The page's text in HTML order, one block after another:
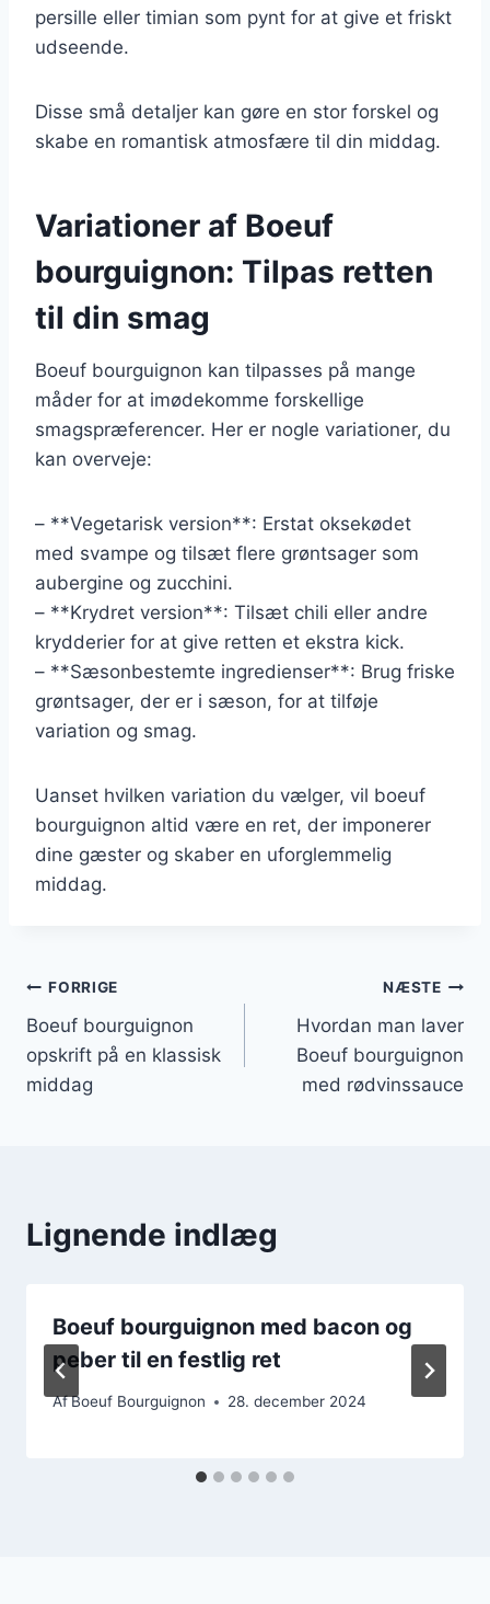
persille eller timian som pynt for at give et friskt
udseende.
Disse små detaljer kan gøre en stor forskel og
skabe en romantisk atmosfære til din middag.
Variationer af Boeuf
bourguignon: Tilpas retten
til din smag
Boeuf bourguignon kan tilpasses på mange
måder for at imødekomme forskellige
smagspræferencer. Her er nogle variationer, du
kan overveje:
– **Vegetarisk version**: Erstat oksekødet
med svampe og tilsæt flere grøntsager som
aubergine og zucchini.
– **Krydret version**: Tilsæt chili eller andre
krydderier for at give retten et ekstra kick.
– **Sæsonbestemte ingredienser**: Brug friske
grøntsager, der er i sæson, for at tilføje
variation og smag.
Uanset hvilken variation du vælger, vil boeuf
bourguignon altid være en ret, der imponerer
dine gæster og skaber en uforglemmelig
middag.
Indlægsnavigation
FORRIGE
Boeuf bourguignon
opskrift på en klassisk
middag
NÆSTE
Hvordan man laver
Boeuf bourguignon
med rødvinssauce
Lignende indlæg
Boeuf bourguignon med bacon og
peber til en festlig ret
AfBoeuf Bourguignon 28. december 2024